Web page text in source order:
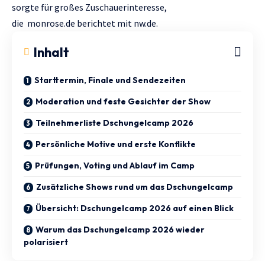
sorgte für großes Zuschauerinteresse,
die monrose.de berichtet mit nw.de.
Inhalt
Starttermin, Finale und Sendezeiten
Moderation und feste Gesichter der Show
Teilnehmerliste Dschungelcamp 2026
Persönliche Motive und erste Konflikte
Prüfungen, Voting und Ablauf im Camp
Zusätzliche Shows rund um das Dschungelcamp
Übersicht: Dschungelcamp 2026 auf einen Blick
Warum das Dschungelcamp 2026 wieder
polarisiert